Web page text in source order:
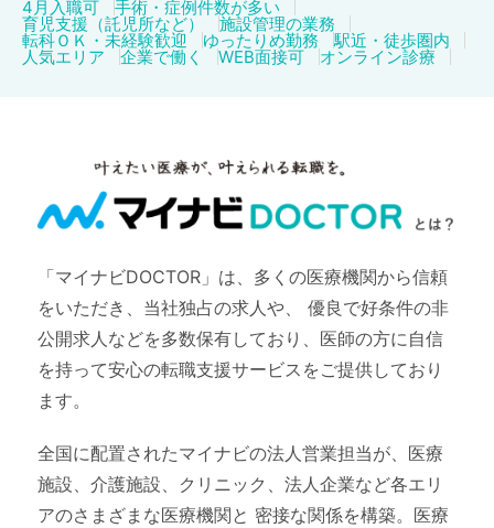
4月入職可 手術・症例件数が多い
育児支援（託児所など） 施設管理の業務
転科ＯＫ・未経験歓迎 ゆったりめ勤務 駅近・徒歩圏内
人気エリア 企業で働く WEB面接可 オンライン診療
「マイナビDOCTOR」は、多くの医療機関から信頼
をいただき、当社独占の求人や、
優良で好条件の非
公開求人などを多数保有しており、医師の方に自信
を持って安心の転職支援サービスをご提供しており
ます。
全国に配置されたマイナビの法人営業担当が、医療
施設、介護施設、クリニック、法人企業など各エリ
アのさまざまな医療機関と 密接な関係を構築。医療